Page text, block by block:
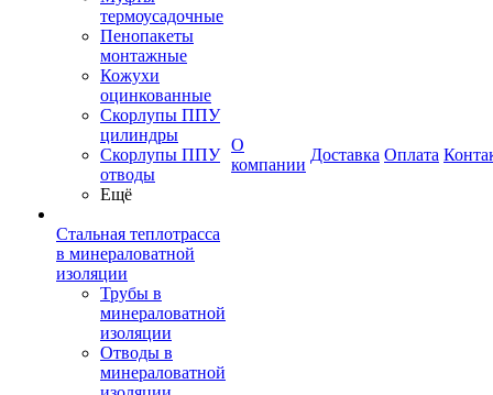
термоусадочные
Пенопакеты
монтажные
Кожухи
оцинкованные
Скорлупы ППУ
цилиндры
Скорлупы ППУ
отводы
Ещё
Стальная теплотрасса
в минераловатной
изоляции
Трубы в
минераловатной
изоляции
Отводы в
минераловатной
О
компании
Доставка Оплата